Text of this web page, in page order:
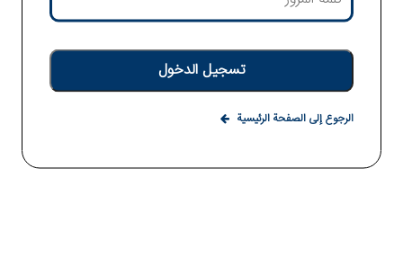
تسجيل الدخول
الرجوع إلى الصفحة الرئيسية